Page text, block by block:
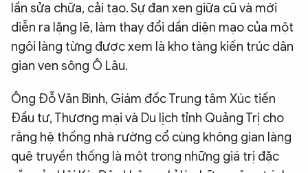
lần sửa chữa, cải tạo. Sự đan xen giữa cũ và mới
diễn ra lặng lẽ, làm thay đổi dần diện mạo của một
ngôi làng từng được xem là kho tàng kiến trúc dân
gian ven sông Ô Lâu.
Ông Đỗ Văn Bình, Giám đốc Trung tâm Xúc tiến
Đầu tư, Thương mại và Du lịch tỉnh Quảng Trị cho
rằng hệ thống nhà rường cổ cùng không gian làng
quê truyền thống là một trong những giá trị đặc